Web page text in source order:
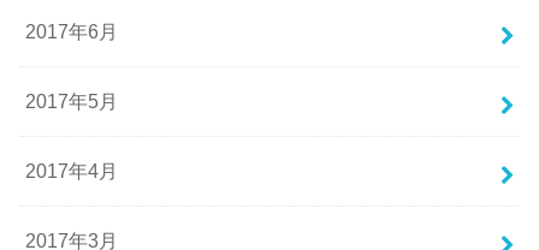
2017年6月
2017年5月
2017年4月
2017年3月